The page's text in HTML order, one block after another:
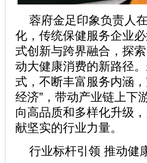
蓉府金足印象负责人
化，传统保健服务企业
式创新与跨界融合，探
动大健康消费的新路径
式，不断丰富服务内涵
经济”，带动产业链上下
向高品质和多样化升级
献坚实的行业力量。
行业标杆引领 推动健